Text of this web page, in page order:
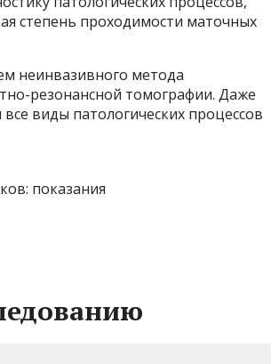
степень проходимости маточных
неинвазивного метода
резонансной томографии. Даже
виды патологических процессов